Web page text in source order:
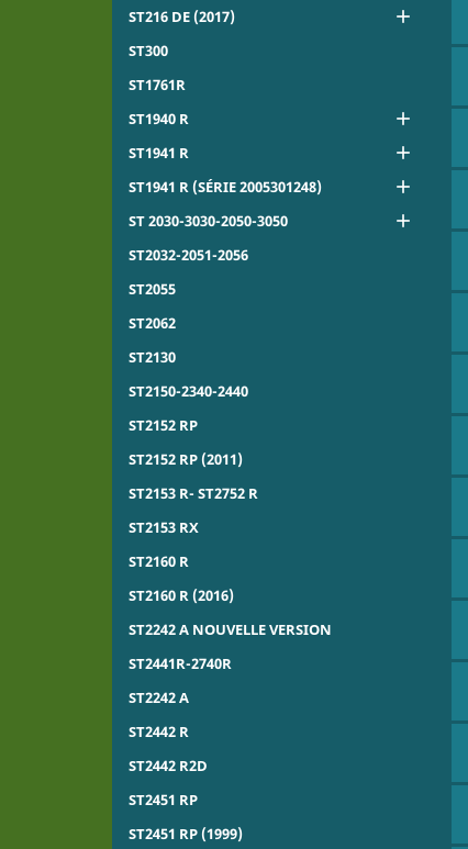
ST216 DE (2017) 
ST300
ST1761R
ST1940 R

ST1941 R 
ST1941 R (SÉRIE 2005301248) 
ST 2030-3030-2050-3050 
ST2032-2051-2056
ST2055
ST2062
ST2130
ST2150-2340-2440
ST2152 RP
ST2152 RP (2011)
ST2153 R- ST2752 R
ST2153 RX
ST2160 R
ST2160 R (2016)
ST2242 A NOUVELLE VERSION
ST2441R-2740R
ST2242 A
ST2442 R
ST2442 R2D
ST2451 RP
ST2451 RP (1999)